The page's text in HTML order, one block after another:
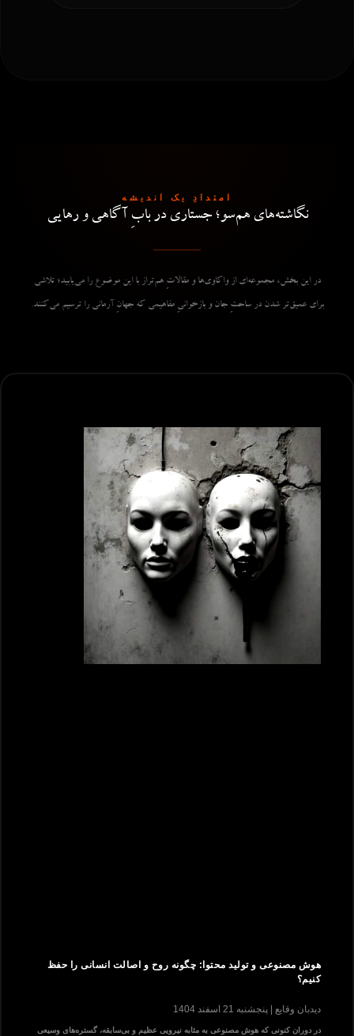
امتدادِ یک اندیشه
نگاشته‌های هم‌سو؛ جستاری در بابِ آگاهی و رهایی
در این بخش، مجموعه‌ای از واکاوی‌ها و مقالاتِ هم‌تراز با این موضوع را می‌یابید؛ تلاشی
برای عمیق‌تر شدن در ساحتِ جان و بازخوانیِ مفاهیمی که جهانِ آرمانی را ترسیم می‌کنند.
هوش مصنوعی و تولید محتوا: چگونه روح و اصالت انسانی را حفظ
کنیم؟
دیدبان وقایع پنجشنبه 21 اسفند 1404
در دوران کنونی که هوش مصنوعی به مثابه نیرویی عظیم و بی‌سابقه، گستره‌های وسیعی